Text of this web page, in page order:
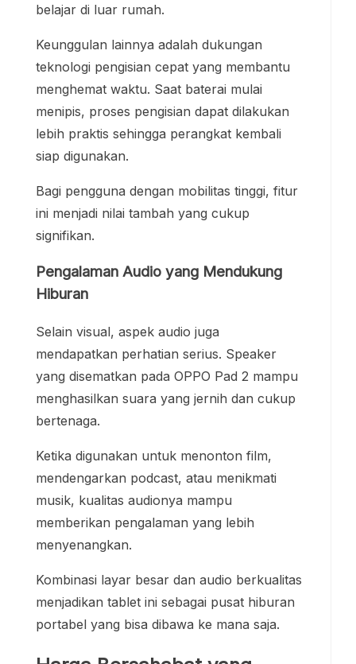
belajar di luar rumah.
Keunggulan lainnya adalah dukungan
teknologi pengisian cepat yang membantu
menghemat waktu. Saat baterai mulai
menipis, proses pengisian dapat dilakukan
lebih praktis sehingga perangkat kembali
siap digunakan.
Bagi pengguna dengan mobilitas tinggi, fitur
ini menjadi nilai tambah yang cukup
signifikan.
Pengalaman Audio yang Mendukung
Hiburan
Selain visual, aspek audio juga
mendapatkan perhatian serius. Speaker
yang disematkan pada OPPO Pad 2 mampu
menghasilkan suara yang jernih dan cukup
bertenaga.
Ketika digunakan untuk menonton film,
mendengarkan podcast, atau menikmati
musik, kualitas audionya mampu
memberikan pengalaman yang lebih
menyenangkan.
Kombinasi layar besar dan audio berkualitas
menjadikan tablet ini sebagai pusat hiburan
portabel yang bisa dibawa ke mana saja.